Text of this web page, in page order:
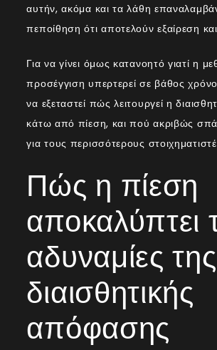
αυτήν, ακόμα και τα λάθη
πεποίθηση ότι αποτελούν εξαίρεση
Για να γίνει όμως κατανοητό γιατί η
προσέγγιση υπερτερεί σε βάθος
να εξεταστεί πώς λειτουργεί η
κάτω από πίεση, και πού ακριβώς
για τους περισσότερους
Πώς η πίεση
αποκαλύπτει
αδυναμίες της
διαισθητικής
απόφασης